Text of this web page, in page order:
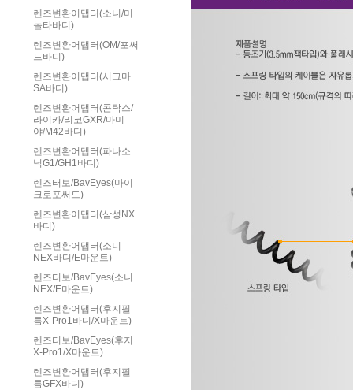
렌즈변환어댑터(소니/미
놀타바디)
렌즈변환어댑터(OM/포써
드바디)
렌즈변환어댑터(시그마
SA바디)
렌즈변환어댑터(콘탁스/
라이카/리코GXR/마미
야/M42바디)
렌즈변환어댑터(파나소
닉G1/GH1바디)
렌즈터보/BavEyes(마이
크로포써드)
렌즈변환어댑터(삼성NX
바디)
렌즈변환어댑터(소니
NEX바디/E마운트)
렌즈터보/BavEyes(소니
NEX/E마운트)
렌즈변환어댑터(후지필
름X-Pro1바디/X마운트)
렌즈터보/BavEyes(후지
X-Pro1/X마운트)
렌즈변환어댑터(후지필
름GFX바디)